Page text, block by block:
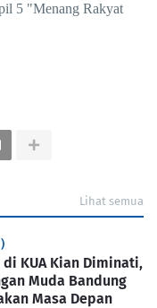
5 "Menang Rakyat
Lihat semua
di KUA Kian Diminati,
Muda Bandung
Masa Depan